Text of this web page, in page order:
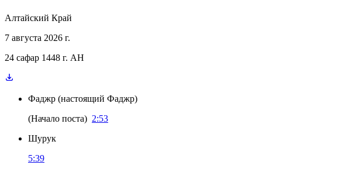
Алтайский Край
7 августа 2026 г.
24 сафар 1448 г. AH
Фаджр (настоящий Фаджр)
(Начало поста) 2:53
Шурук
5:39